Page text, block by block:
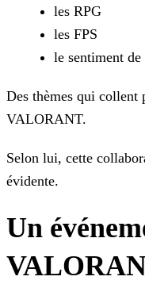
les RPG
les FPS
le sentiment
Des thèmes qui collent
VALORANT.
Selon lui, cette
évidente.
Un